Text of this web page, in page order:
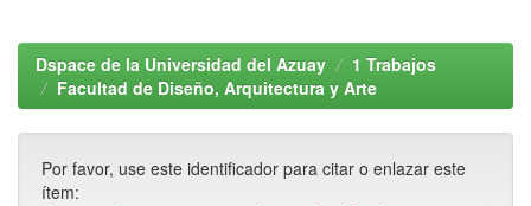
Dspace de la Universidad del Azuay
1 Trabajos
Facultad de Diseño, Arquitectura y Arte
Por favor, use este identificador para citar o enlazar este
ítem: